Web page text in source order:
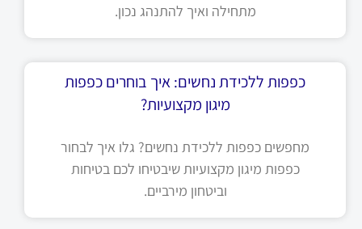
מתחילה ואיך להתנהג נכון.
כפפות ללכידת נחשים: איך בוחרים כפפות
מיגון מקצועיות?
מחפשים כפפות ללכידת נחשים? גלו איך לבחור
כפפות מיגון מקצועיות שיבטיחו לכם בטיחות
וביטחון מירביים.